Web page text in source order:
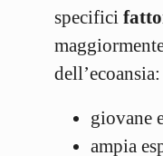
specifici
dell’ecoansia:
giovane
ampia